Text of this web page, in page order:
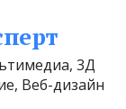
3Д
Веб-дизайн